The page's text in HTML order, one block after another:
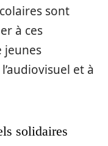
sont
à ces
jeunes
et à
solidaires